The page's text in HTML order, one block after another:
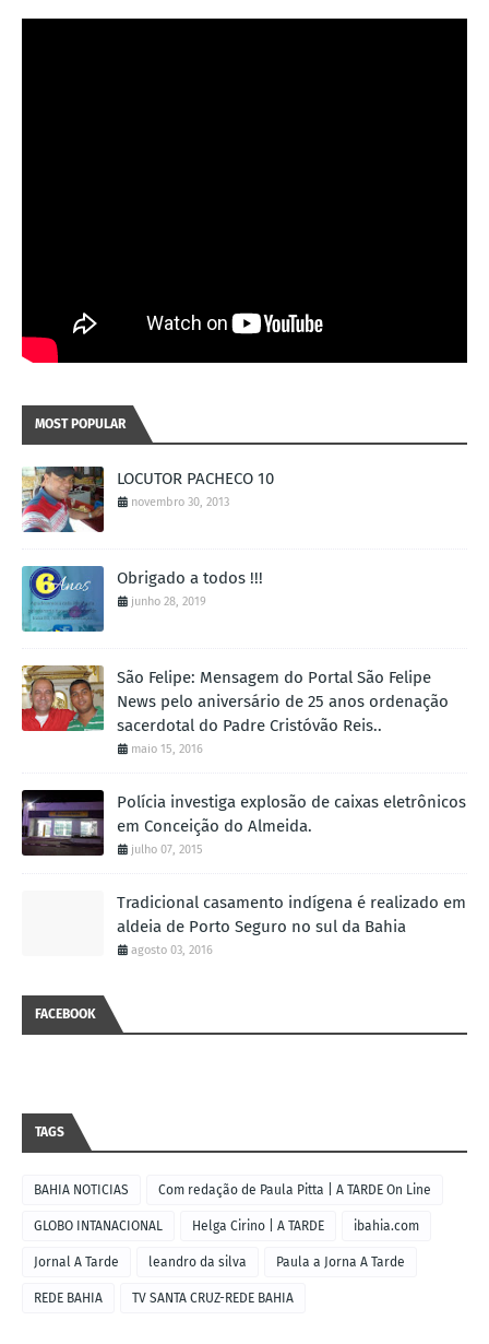
MOST POPULAR
LOCUTOR PACHECO 10
novembro 30, 2013
Obrigado a todos !!!
junho 28, 2019
São Felipe: Mensagem do Portal São Felipe
News pelo aniversário de 25 anos ordenação
sacerdotal do Padre Cristóvão Reis..
maio 15, 2016
Polícia investiga explosão de caixas eletrônicos
em Conceição do Almeida.
julho 07, 2015
Tradicional casamento indígena é realizado em
aldeia de Porto Seguro no sul da Bahia
agosto 03, 2016
FACEBOOK
TAGS
BAHIA NOTICIAS Com redação de Paula Pitta | A TARDE On Line
GLOBO INTANACIONAL Helga Cirino | A TARDE ibahia.com
Jornal A Tarde leandro da silva Paula a Jorna A Tarde
REDE BAHIA TV SANTA CRUZ-REDE BAHIA